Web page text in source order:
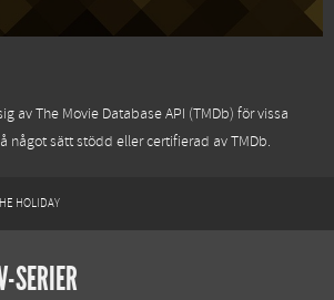
av The Movie Database API (TMDb) för vissa
något sätt stödd eller certifierad av TMDb.
HOLIDAY
SERIER